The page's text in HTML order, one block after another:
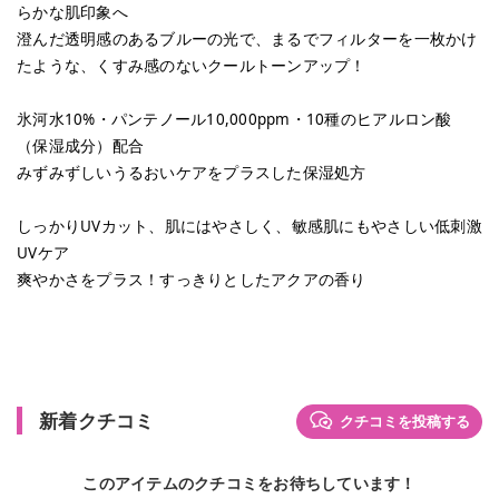
らかな肌印象へ
澄んだ透明感のあるブルーの光で、まるでフィルターを一枚かけ
たような、くすみ感のないクールトーンアップ！
氷河水10%・パンテノール10,000ppm・10種のヒアルロン酸
（保湿成分）配合
みずみずしいうるおいケアをプラスした保湿処方
しっかりUVカット、肌にはやさしく、敏感肌にもやさしい低刺激
UVケア
爽やかさをプラス！すっきりとしたアクアの香り
新着クチコミ クチコミを投稿する
このアイテムのクチコミをお待ちしています！